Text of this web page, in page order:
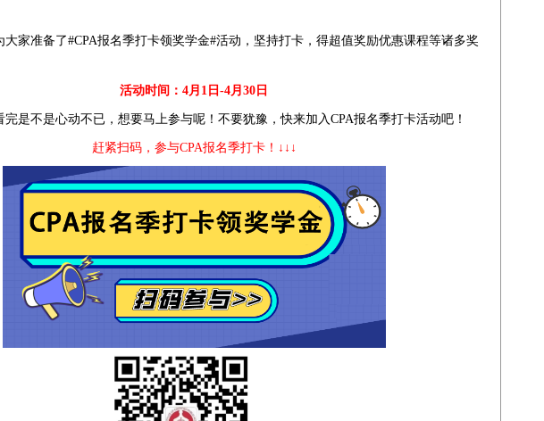
大家准备了#CPA报名季打卡领奖学金#活动，坚持打卡，得超值奖励优惠课程等诸多奖
活动时间：4月1日-4月30日
是不是心动不已，想要马上参与呢！不要犹豫，快来加入CPA报名季打卡活动吧！
赶紧扫码，参与CPA报名季打卡！↓↓↓